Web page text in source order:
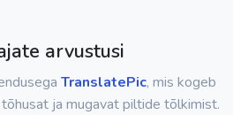
arvustusi
TranslatePic, mis kogeb
ja mugavat piltide tõlkimist.